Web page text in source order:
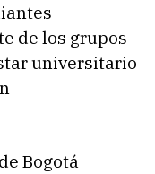
de los grupos
universitario
Bogotá